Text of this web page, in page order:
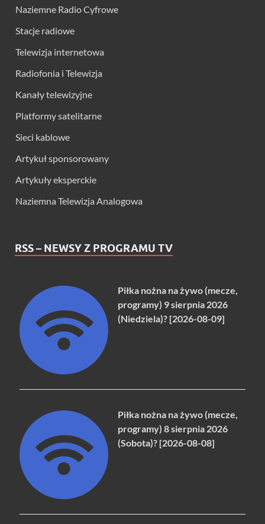
Naziemne Radio Cyfrowe
Stacje radiowe
Telewizja internetowa
Radiofonia i Telewizja
Kanały telewizyjne
Platformy satelitarne
Sieci kablowe
Artykuł sponsorowany
Artykuły eksperckie
Naziemna Telewizja Analogowa
RSS – NEWSY Z PROGRAMU TV
Piłka nożna na żywo (mecze,
programy) 9 sierpnia 2026
(Niedziela)? [2026-08-09]
Piłka nożna na żywo (mecze,
programy) 8 sierpnia 2026
(Sobota)? [2026-08-08]